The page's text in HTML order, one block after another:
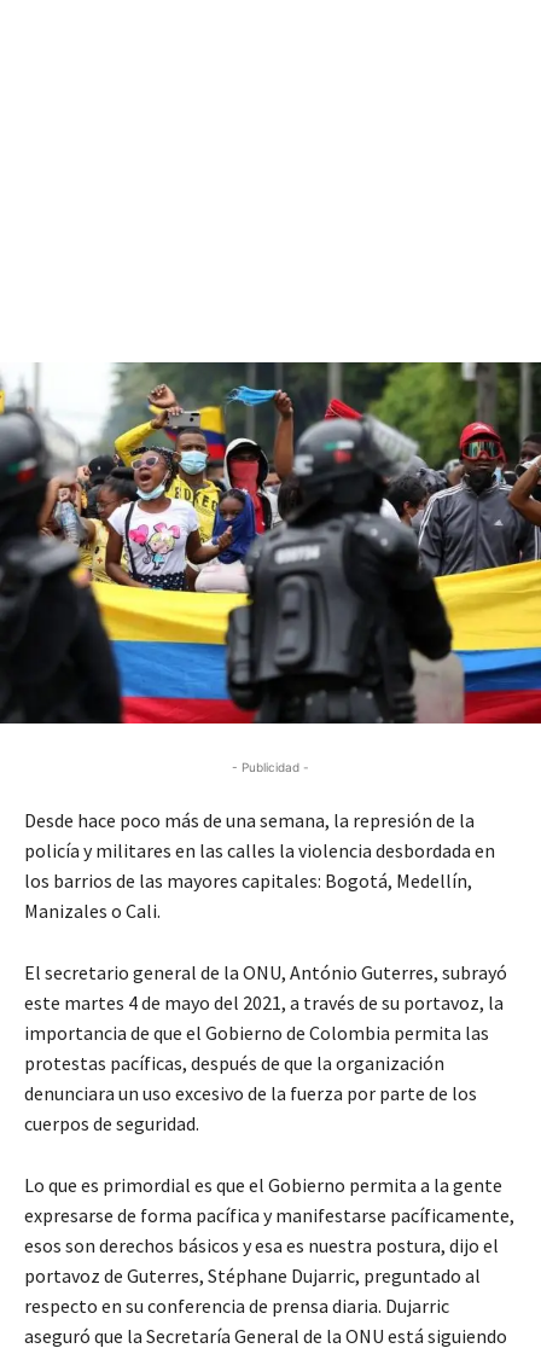
- Publicidad -
Desde hace poco más de una semana, la represión de la
policía y militares en las calles la violencia desbordada en
los barrios de las mayores capitales: Bogotá, Medellín,
Manizales o Cali.
El secretario general de la ONU, António Guterres, subrayó
este martes 4 de mayo del 2021, a través de su portavoz, la
importancia de que el Gobierno de Colombia permita las
protestas pacíficas, después de que la organización
denunciara un uso excesivo de la fuerza por parte de los
cuerpos de seguridad.
Lo que es primordial es que el Gobierno permita a la gente
expresarse de forma pacífica y manifestarse pacíficamente,
esos son derechos básicos y esa es nuestra postura, dijo el
portavoz de Guterres, Stéphane Dujarric, preguntado al
respecto en su conferencia de prensa diaria. Dujarric
aseguró que la Secretaría General de la ONU está siguiendo